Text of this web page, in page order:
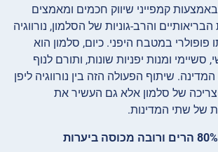
קמפייני שיווק חכמים ומאמצים
והרב-גוניות של הסלמון, נורווגיה
פופולרי במטבח היפני. כיום, סלמון הוא
סשיימי ומנות יפניות שונות, ותורם לנוף
המדינה. שיתוף הפעולה הזה בין נורווגיה ליפן
של סלמון אלא גם העשיר את
של שתי המדינות.